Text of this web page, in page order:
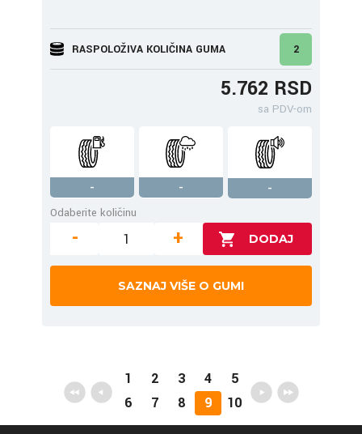
RASPOLOŽIVA KOLIČINA GUMA 2
5.762 RSD
sa PDV-om
- -
-
Odaberite količinu
- +
SAZNAJ VIŠE O GUMI
1 2 3 4
5
6
7 8 9 10